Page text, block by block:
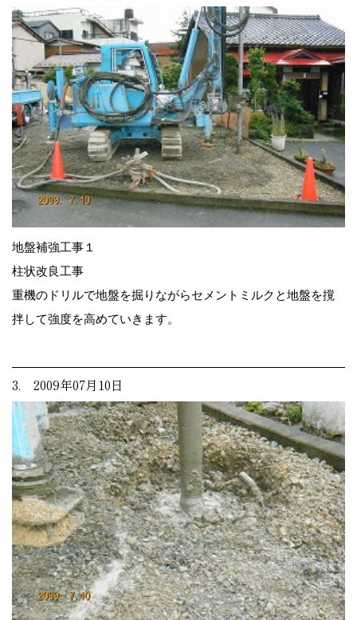
地盤補強工事１
柱状改良工事
重機のドリルで地盤を掘りながらセメントミルクと地盤を撹
拌して強度を高めていきます。
3. 2009年07月10日